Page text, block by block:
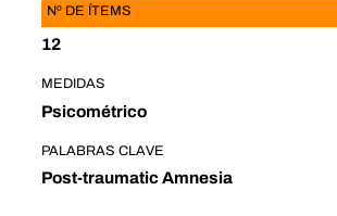
Nº DE ÍTEMS
12
MEDIDAS
Psicométrico
PALABRAS CLAVE
Post-traumatic Amnesia